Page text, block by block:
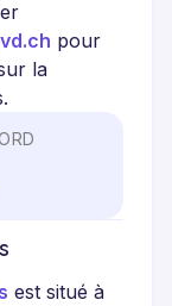
pour
la
est situé à